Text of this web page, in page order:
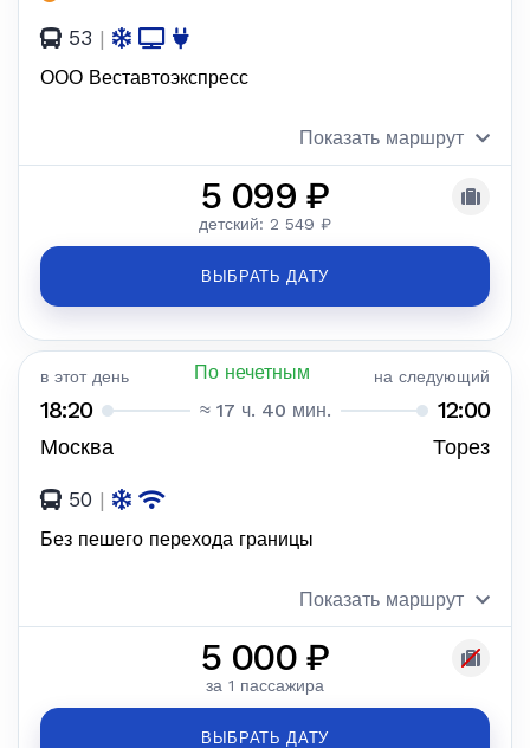
53 |
ООО Веставтоэкспресс
Показать маршрут
5 099 ₽
детский: 2 549 ₽
ВЫБРАТЬ ДАТУ
в этот день По нечетным на следующий
18:20 ≈ 17 ч. 40 мин. 12:00
Москва Торез
50 |
Без пешего перехода границы
Показать маршрут
5 000 ₽
за 1 пассажира
ВЫБРАТЬ ДАТУ